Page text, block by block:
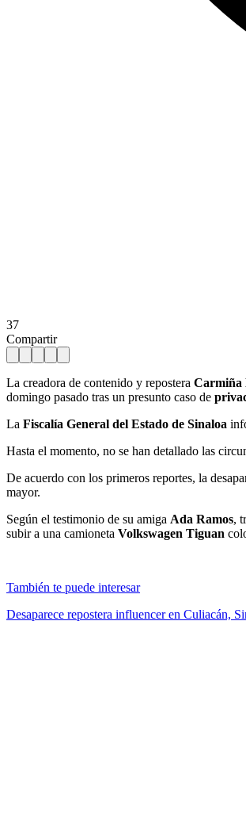
37
Compartir
La creadora de contenido y repostera Carmiña
domingo pasado tras un presunto caso de
La Fiscalía General del Estado de Sinaloa
Hasta el momento, no se han detallado las
De acuerdo con los primeros reportes, la
mayor.
Según el testimonio de su amiga Ada Ramos,
subir a una camioneta Volkswagen Tiguan
También te puede interesar
Desaparece repostera influencer en Culiacán,